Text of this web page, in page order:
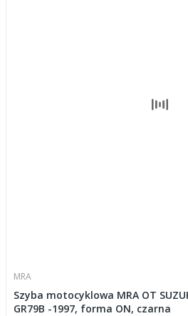
MRA
Szyba motocyklowa MRA OT
GR79B -1997, forma ON, czarna